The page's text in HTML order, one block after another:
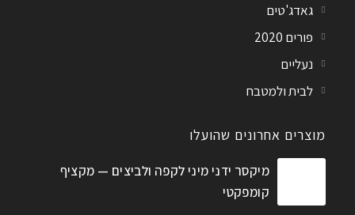
גאדג'טים
פורים 2020
נעליים
לבית ולמטבח
מוצרים אחרונים שהועלו
מיקסר ידני מיני לקפה ולביצים — מקציף
קומפקטי